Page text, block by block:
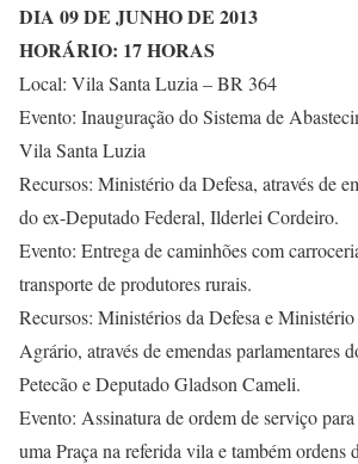
DIA 09 DE JUNHO DE 2013
HORÁRIO: 17 HORAS
Local: Vila Santa Luzia – BR 364
Evento: Inauguração do Sistema de
Vila Santa Luzia
Recursos: Ministério da Defesa, através de
do ex-Deputado Federal, Ilderlei Cordeiro.
Evento: Entrega de caminhões com
transporte de produtores rurais.
Recursos: Ministérios da Defesa e
Agrário, através de emendas parlamentares
Petecão e Deputado Gladson Cameli.
Evento: Assinatura de ordem de serviço
uma Praça na referida vila e também ordens